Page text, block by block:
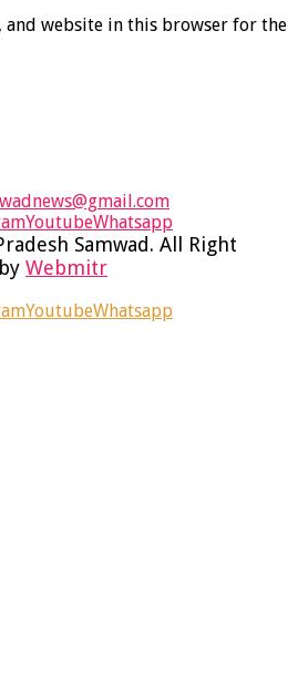
and website in this browser for the
YoutubeWhatsapp
Samwad. All Right
Webmitr
YoutubeWhatsapp